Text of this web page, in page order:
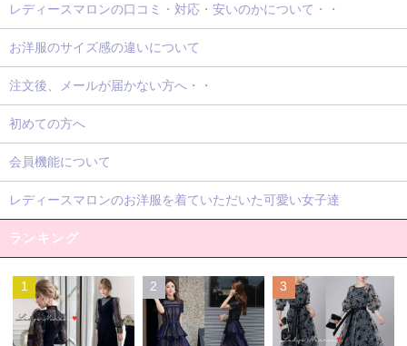
レディースマロンの口コミ・対応・安いのかについて・・
お洋服のサイズ感の違いについて
注文後、メールが届かない方へ・・
初めての方へ
会員機能について
レディースマロンのお洋服を着ていただいた可愛い女子達
ランキング
1 2 3